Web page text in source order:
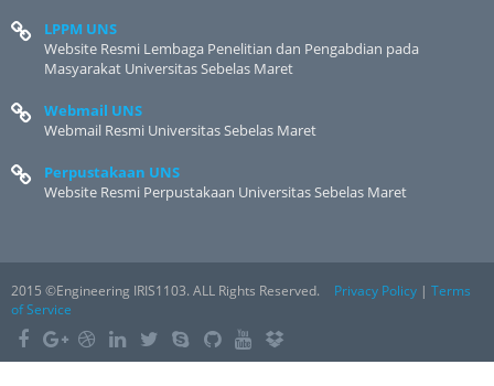
LPPM UNS
Website Resmi Lembaga Penelitian dan Pengabdian pada
Masyarakat Universitas Sebelas Maret
Webmail UNS
Webmail Resmi Universitas Sebelas Maret
Perpustakaan UNS
Website Resmi Perpustakaan Universitas Sebelas Maret
2015 ©Engineering IRIS1103. ALL Rights Reserved. Privacy Policy | Terms
of Service